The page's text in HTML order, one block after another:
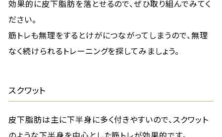
効果的に皮下脂肪を落とせるので、ぜひ取り組んでみてく
ださい。
筋トレも無理をするとけがにつながってしまうので、無理
なく続けられるトレーニングを探してみましょう。
スクワット
皮下脂肪は主に下半身に多く付きやすいので、スクワット